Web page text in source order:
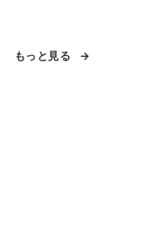
もっと見る